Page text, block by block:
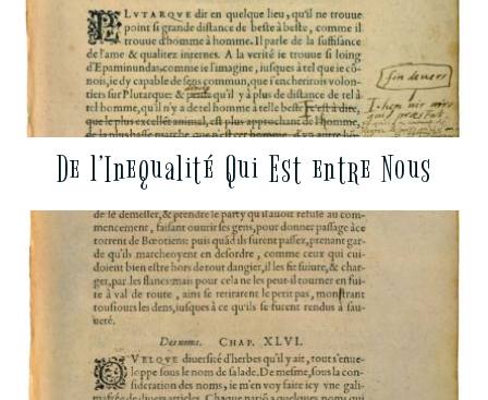
De l’Inequalité Qui Est entre Nous